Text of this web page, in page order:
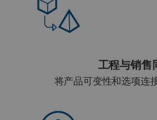
工程与销售
将产品可变性和选项连